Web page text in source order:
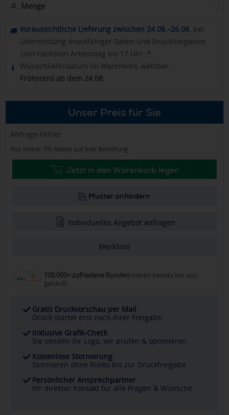
4. Menge
Voraussichtliche Lieferung zwischen 24.08.–26.08. bei
Übermittlung druckfähiger Daten und Druckfreigaben
zum nächsten Arbeitstag bis 17 Uhr. *
Wunschlieferdatum im Warenkorb wählbar.
Frühstens ab dem 24.08.
Unser Preis für Sie
Abfrage-Fehler
Nur online: 3% Rabatt auf jede Bestellung
Jetzt in den Warenkorb legen
Muster anfordern
Individuelles Angebot anfragen
Merkliste
100.000+ zufriedene Kunden haben bereits bei uns
gekauft
Gratis Druckvorschau per Mail
Druck startet erst nach Ihrer Freigabe
Inklusive Grafik-Check
Sie senden Ihr Logo, wir prüfen & optimieren
Kostenlose Stornierung
Stornieren ohne Risiko bis zur Druckfreigabe
Persönlicher Ansprechpartner
Ihr direkter Kontakt für alle Fragen & Wünsche